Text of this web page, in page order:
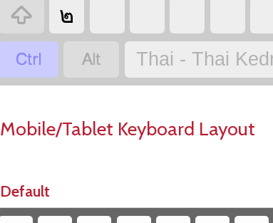

๒

 Thai - Thai
Mobile/Tablet Keyboard Layout
Default